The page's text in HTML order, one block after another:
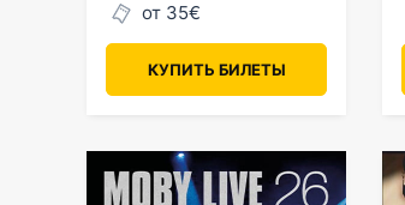
от 35€
КУПИТЬ БИЛЕТЫ